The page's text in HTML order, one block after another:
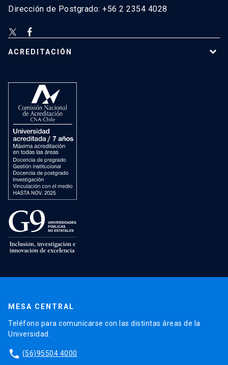
Dirección de Postgrado: +56 2 2354 4028
ACREDITACIÓN
MESA CENTRAL
Teléfono para comunicarse con las distintas áreas de la
Universidad.
phone (56)95504 4000